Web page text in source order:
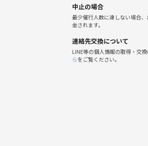
⚠️お願いごと
みんなが気持ちよく楽しめ
・勧誘、営業、しつこいナン
運営の指示に従っていただ
中止の場合
最少催行人数に達しない場合
金されます。
連絡先交換について
LINE等の個人情報の取得・交
らをご覧ください。